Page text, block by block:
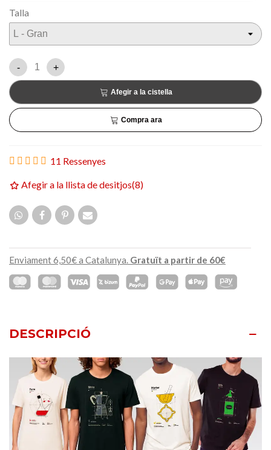
Talla
- +
Afegir a la cistella
Compra ara
11 Ressenyes
Afegir a la llista de desitjos(8)
Enviament 6,50€ a Catalunya. Gratuït a partir de 60€
DESCRIPCIÓ